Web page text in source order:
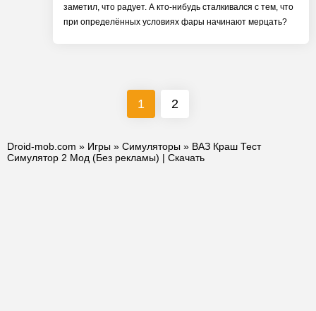
заметил, что радует. А кто-нибудь сталкивался с тем, что
при определённых условиях фары начинают мерцать?
1 2
Droid-mob.com » Игры » Симуляторы » ВАЗ Краш Тест
Симулятор 2 Мод (Без рекламы) | Скачать